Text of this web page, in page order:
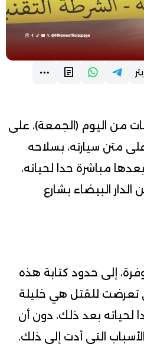
من اليوم (الجمعة)، على
متن سيارته، بسلاحه
مباشرة حدا لحياته،
البيضاء بشارع
إلى حدود كتابة هذه
تعرضت للقتل هي خليلة
لحياته بعد ذلك، دون أن
التي أدت إلى ذلك.